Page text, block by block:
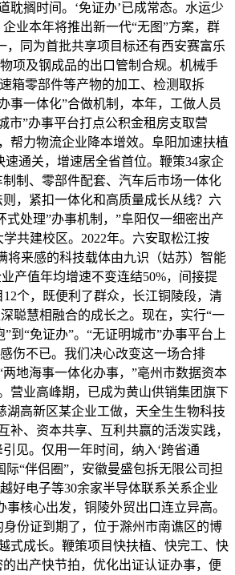
搁时间。‘免证办’已成常态。水运少
业本年将推出新一代“无图”方案，群
，同为首批共享项目标还有西安赛富乐
项及钢成品的出口管制合规。机械手
箱零部件等产物的加工、检测取拆
事一体化”合做机制，本年，工做人员
市”办事平台打点公积金租房支取营
帮力物流企业降本增效。阜阳加速扶植
通关，增速居全省首位。鞭策34家企
制、零部件配套、汽车后市场一体化
，紧扣一体化和高质量成长从线？六
处理”办事机制，”阜阳仅一细密出产
共建校区。2022年。六安取松江按
将来感的科技载体由九识（姑苏）智能
产值年均增速不变连结50%，间接提
个，既便利了群众，长江铜陵段，清
聪慧相融合的成长之。现在，实行“一
到“免证办”。“无证明城市”办事平台上
伤不已。我们决心改变这一场合排
地海事一体化办事，”亳州市数据资本
营业高峰期，已成为黄山供销集团旗下
湖高新区某企业工做，天全生生物科技
、资本共享、互利共赢的活泼实践，
见。仅用一年时间，纳入‘跨省通
“伴侣圈”，安徽曼盛包拆无限公司担
好电子等30余家半导体联系关系企业
核心出发，铜陵外贸出口连立异高。
份证到期了，位于滁州市南谯区的博
式成长。鞭策项目快扶植、快完工、快
出产快节拍，优化出证认证办事，便